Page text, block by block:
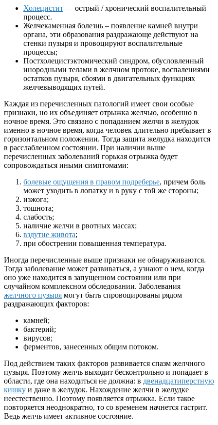
Холецистит — острый / хронический воспалительный
процесс.
Желчекаменная болезнь – появление камней внутри
органа, эти образования раздражающе действуют на
стенки пузыря и провоцируют воспалительные
процессы;
Постхолецистэктомический синдром, обусловленный
инородными телами в желчном протоке, воспалениями
остатков пузыря, сбоями в двигательных функциях
желчевыводящих путей.
Каждая из перечисленных патологий имеет свои особые
признаки, но их объединяет отрыжка желчью, особенно в
ночное время. Это связано с попаданием желчи в желудок
именно в ночное время, когда человек длительно пребывает в
горизонтальном положении. Тогда защита желудка находится
в расслабленном состоянии. При наличии выше
перечисленных заболеваний горькая отрыжка будет
сопровождаться иными симптомами:
болевые ощущения в правом подреберье, причем боль
может уходить в лопатку и в руку с той же стороны;
изжога;
тошнота;
слабость;
наличие желчи в рвотных массах;
вздутие живота;
при обострении повышенная температура.
Иногда перечисленные выше признаки не обнаруживаются.
Тогда заболевание может развиваться, а узнают о нем, когда
оно уже находится в запущенном состоянии или при
случайном комплексном обследовании. Заболевания
желчного пузыря могут быть спровоцированы рядом
раздражающих факторов:
камней;
бактерий;
вирусов;
ферментов, занесенных общим потоком.
Под действием таких факторов развивается спазм желчного
пузыря. Поэтому желчь выходит бесконтрольно и попадает в
области, где она находиться не должна: в двенадцатиперстную
кишку и даже в желудок. Нахождение желчи в желудке
неестественно. Поэтому появляется отрыжка. Если такое
повторяется неоднократно, то со временем начнется гастрит.
Ведь желчь имеет активное состояние.